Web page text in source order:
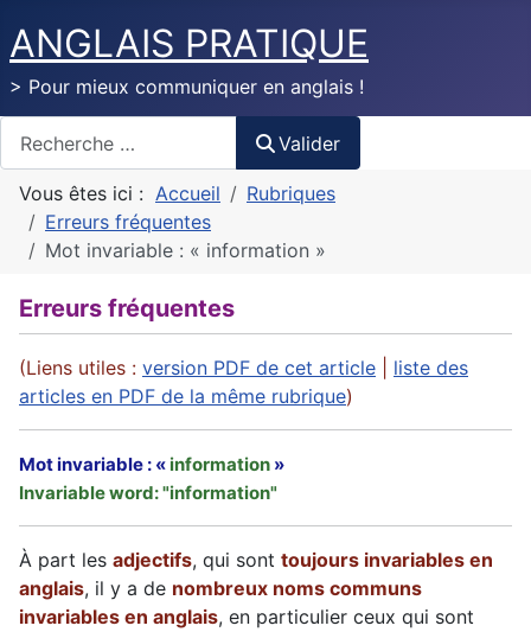
ANGLAIS PRATIQUE
> Pour mieux communiquer en anglais !
Valider
Vous êtes ici : Accueil
Rubriques
Erreurs fréquentes
Mot invariable : « information »
Erreurs fréquentes
(Liens utiles : version PDF de cet article
liste des
articles en PDF de la même rubrique)
Mot invariable : « information »
Invariable word: "information"
À part les adjectifs, qui sont toujours invariables en
anglais, il y a de nombreux noms communs
invariables en anglais, en particulier ceux qui sont